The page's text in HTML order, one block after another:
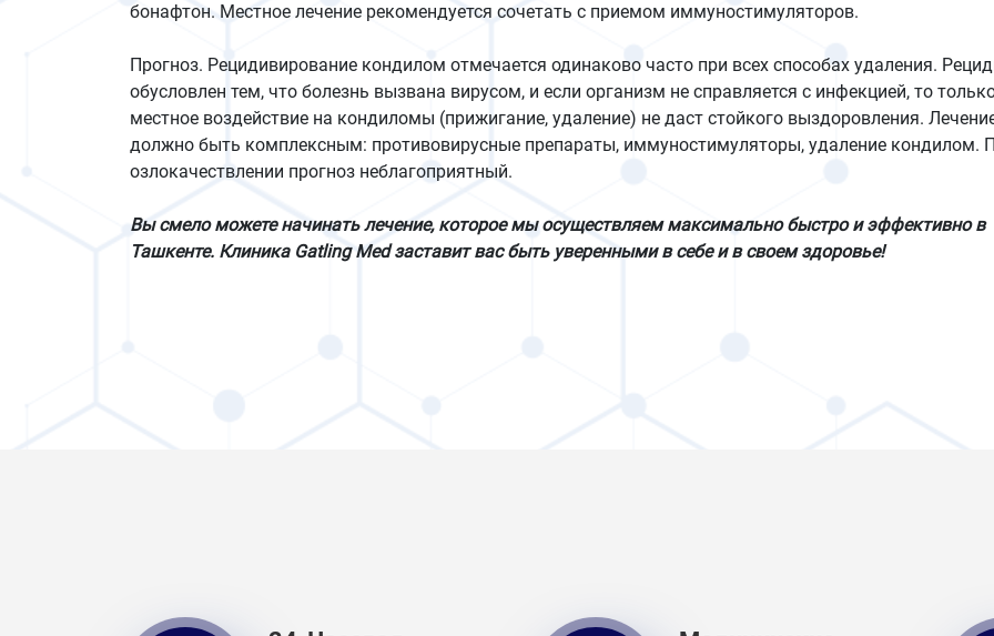
бонафтон. Местное лечение рекомендуется сочетать с приемом иммуностимуляторов.
Прогноз. Рецидивирование кондилом отмечается одинаково часто при всех способах удаления.
обусловлен тем, что болезнь вызвана вирусом, и если организм не справляется с инфекцией, то
местное воздействие на кондиломы (прижигание, удаление) не даст стойкого выздоровления.
должно быть комплексным: противовирусные препараты, иммуностимуляторы, удаление кондилом.
озлокачествлении прогноз неблагоприятный.
Вы смело можете начинать лечение, которое мы осуществляем максимально быстро и эффективно в
Ташкенте. Клиника Gatling Med заставит вас быть уверенными в себе и в своем здоровье!